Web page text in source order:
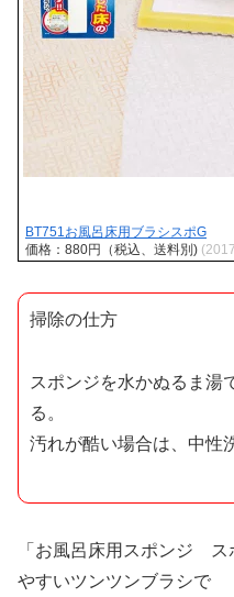
BT751お風呂床用ブラシスポG
価格：880円（税込、送料別)
掃除の仕方
スポンジを水かぬるま湯
る。
汚れが酷い場合は、中性
「お風呂床用スポンジ ス
やすいツンツンブラシで